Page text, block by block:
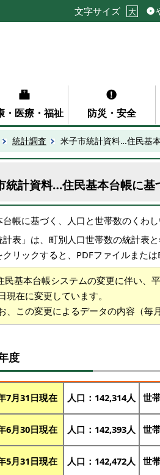
文字サイズ 大
・医療・福祉 防災・安全
統計調査 米子市統計資料…住民基
統計資料…住民基本台帳に基
帳に基づく、人口と世帯数のくわし
計表」は、町別人口世帯数の統計表
クリックすると、PDFファイルまた
民基本台帳システムの変更に伴い、
現在に変更しています。
、この変更によるデータの内容（毎
度
7月31日現在 人口：142,314人 世
6月30日現在 人口：142,393人 世
5月31日現在 人口：142,472人 世